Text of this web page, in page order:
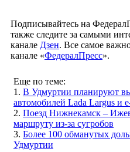
Подписывайтесь на
также следите за самыми
канале Дзен. Все самое
канале «ФедералПресс».
Еще по теме:
1. В Удмуртии планируют
автомобилей Lada Largus и
2. Поезд Нижнекамск –
маршруту из-за сугробов
3. Более 100 обманутых
Удмуртии